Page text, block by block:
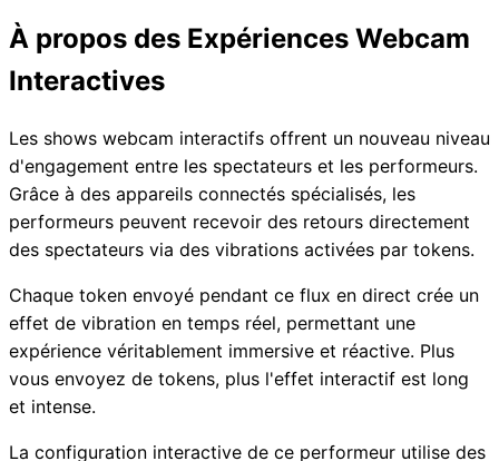
À propos des Expériences Webcam
Interactives
Les shows webcam interactifs offrent un nouveau niveau
d'engagement entre les spectateurs et les performeurs.
Grâce à des appareils connectés spécialisés, les
performeurs peuvent recevoir des retours directement
des spectateurs via des vibrations activées par tokens.
Chaque token envoyé pendant ce flux en direct crée un
effet de vibration en temps réel, permettant une
expérience véritablement immersive et réactive. Plus
vous envoyez de tokens, plus l'effet interactif est long
et intense.
La configuration interactive de ce performeur utilise des